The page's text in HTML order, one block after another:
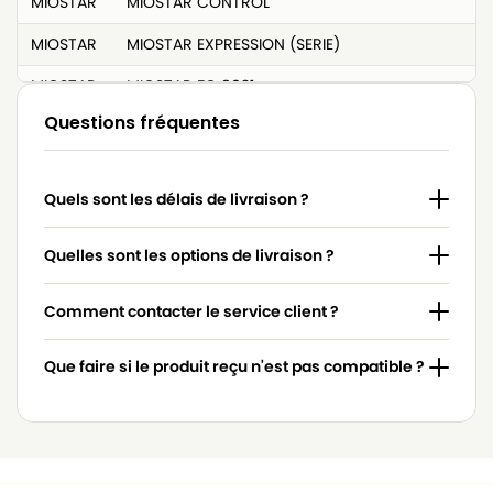
MIOSTAR
MIOSTAR EXPRESSION (SERIE)
MIOSTAR
MIOSTAR FC 8021
MIOSTAR
MIOSTAR FC 8200 à FC 8219 (EXPRESSION)
MIOSTAR
MIOSTAR FC 8400 à FC 8499 (CITY-LINE)
MIOSTAR
MIOSTAR FC 8600 à FC 8649 (EXPRESSION)
MIOSTAR
MIOSTAR FC 9050 à FC 9079 (JEWEL)
MIOSTAR
MIOSTAR FC 9100 à FC 9149 (SPECIALIST)
MIOSTAR
MIOSTAR FC 9150 à FC 9179 (PERFORMER)
Questions fréquentes
Quels sont les délais de livraison ?
Quelles sont les options de livraison ?
Comment contacter le service client ?
Que faire si le produit reçu n'est pas compatible ?